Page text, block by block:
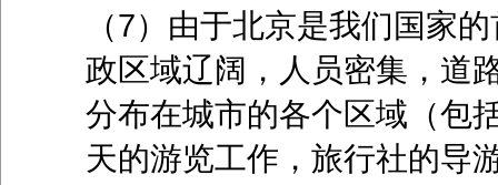
（7）由于北京是我们国家
政区域辽阔，人员密集，道
分布在城市的各个区域（包
天的游览工作，旅行社的导